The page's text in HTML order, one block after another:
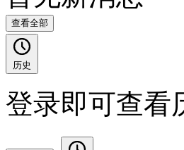
查看全部
历史
登录即可查看